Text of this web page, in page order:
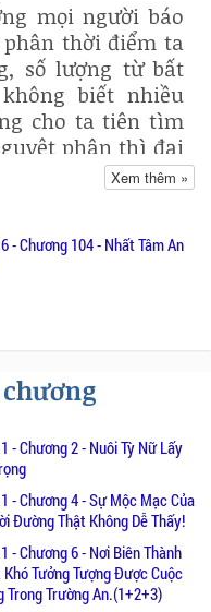
mọi người báo
thời điểm ta
số lượng từ bất
biết nhiều
cho ta tiên tìm
phân thì đại
Mặt khác bởi vì
ta đang suy nghĩ
nếu như sách
vậy thì quá kinh
Tướng Dạ.
rồi thật lâu, nội
ngừng mình phủ
phủ định, thẳng
cuối cùng xác
cái gì, muốn
nhi đến. Đây là
khi đích kết quả,
ta hiện có năng
tuyển chọn, ta tin
Xem thêm »
- Chương 104 - Nhất Tâm An
- Chương 2 - Nuôi Tỳ Nữ Lấy
- Chương 4 - Sự Mộc Mạc Của
Đường Thật Không Dễ Thấy!
- Chương 6 - Nơi Biên Thành
Tưởng Tượng Được Cuộc
Trong Trường An.(1+2+3)